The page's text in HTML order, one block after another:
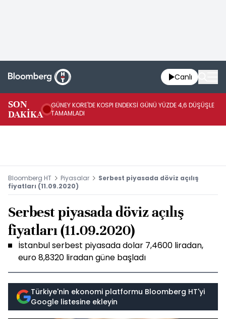
Canlı
SON
DAKİKA
GÜNEY KORE'DE KOSPI ENDEKSİ GÜNÜ YÜZDE 4,6 DÜŞÜŞLE
TAMAMLADI
Bloomberg HT Piyasalar
Serbest piyasada döviz açılış
fiyatları (11.09.2020)
Serbest piyasada döviz açılış
fiyatları (11.09.2020)
İstanbul serbest piyasada dolar 7,4600 liradan,
euro 8,8320 liradan güne başladı
Türkiye'nin ekonomi platformu Bloomberg HT'yi
Google listesine ekleyin